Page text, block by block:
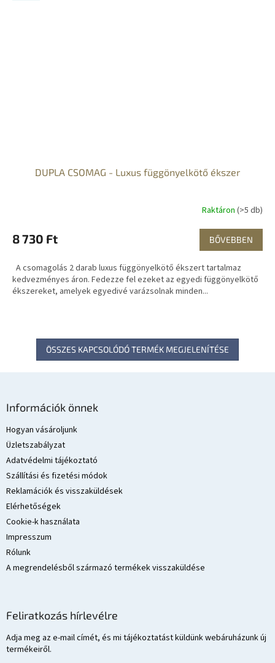
DUPLA CSOMAG - Luxus függönyelkötő ékszer
Raktáron (>5 db)
8 730 Ft BŐVEBBEN
A csomagolás 2 darab luxus függönyelkötő ékszert tartalmaz
kedvezményes áron. Fedezze fel ezeket az egyedi függönyelkötő
ékszereket, amelyek egyedivé varázsolnak minden...
ÖSSZES KAPCSOLÓDÓ TERMÉK MEGJELENÍTÉSE
Információk önnek
Hogyan vásároljunk
Üzletszabályzat
Adatvédelmi tájékoztató
Szállítási és fizetési módok
Reklamációk és visszaküldések
Elérhetőségek
Cookie-k használata
Impresszum
Rólunk
A megrendelésből származó termékek visszaküldése
Feliratkozás hírlevélre
Adja meg az e-mail címét, és mi tájékoztatást küldünk webáruházunk új
termékeiről.